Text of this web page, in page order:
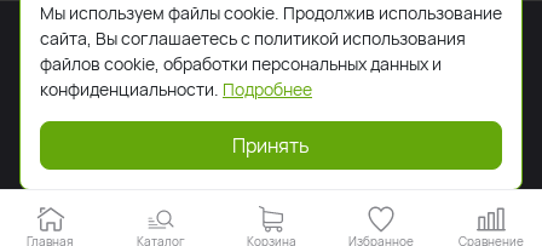
2026. Все права защищены. Указанная стоимость
товаров и условия их приобретения действительны по
состоянию на текущую дату.
Главная Каталог Корзина Избранное Сравнение
Мы используем файлы cookie. Продолжив использование
сайта, Вы соглашаетесь с политикой использования
файлов cookie, обработки персональных данных и
конфиденциальности. Подробнее
Принять